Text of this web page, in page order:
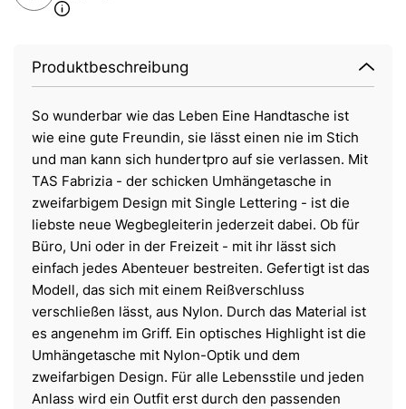
Produktbeschreibung
So wunderbar wie das Leben Eine Handtasche ist
wie eine gute Freundin, sie lässt einen nie im Stich
und man kann sich hundertpro auf sie verlassen. Mit
TAS Fabrizia - der schicken Umhängetasche in
zweifarbigem Design mit Single Lettering - ist die
liebste neue Wegbegleiterin jederzeit dabei. Ob für
Büro, Uni oder in der Freizeit - mit ihr lässt sich
einfach jedes Abenteuer bestreiten. Gefertigt ist das
Modell, das sich mit einem Reißverschluss
verschließen lässt, aus Nylon. Durch das Material ist
es angenehm im Griff. Ein optisches Highlight ist die
Umhängetasche mit Nylon-Optik und dem
zweifarbigen Design. Für alle Lebensstile und jeden
Anlass wird ein Outfit erst durch den passenden